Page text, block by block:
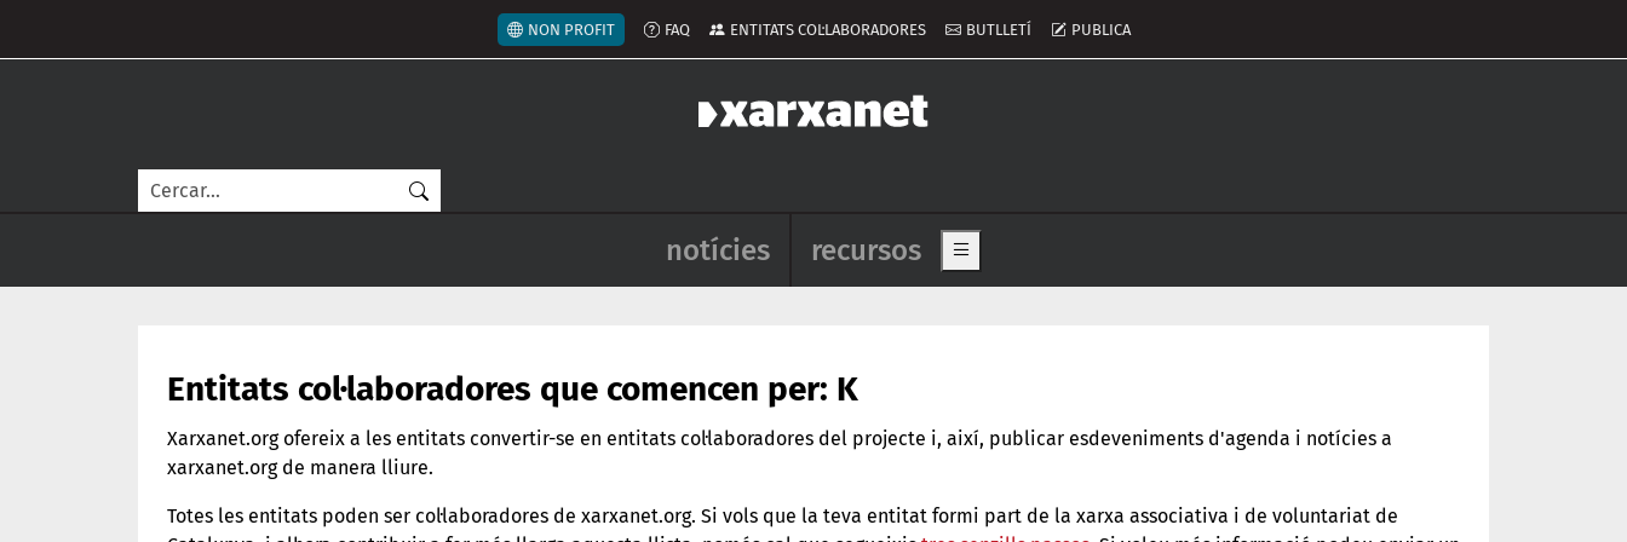
Menú del compte d'usuari
NON PROFIT FAQ ENTITATS COL·LABORADORES BUTLLETÍ PUBLICA
Cerca
Navegació principal de l'encapçalament
notícies recursos Show main menu
Entitats col·laboradores que comencen per: K
Xarxanet.org ofereix a les entitats convertir-se en entitats col·laboradores del projecte i, així, publicar esdeveniments d'agenda i notícies a
xarxanet.org de manera lliure.
Totes les entitats poden ser col·laboradores de xarxanet.org. Si vols que la teva entitat formi part de la xarxa associativa i de voluntariat de